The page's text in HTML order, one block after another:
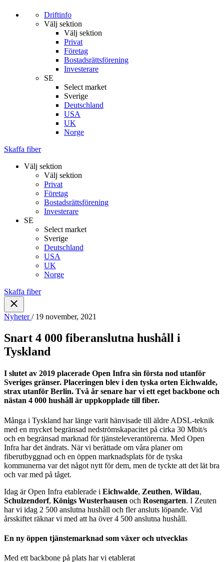
Driftinfo
Välj sektion
Välj sektion
Privat
Företag
Bostadsrättsförening
Investerare
SE
Select market
Sverige
Deutschland
USA
UK
Norge
Skaffa fiber
Välj sektion
Välj sektion
Privat
Företag
Bostadsrättsförening
Investerare
SE
Select market
Sverige
Deutschland
USA
UK
Norge
Skaffa fiber
Nyheter/ 19 november, 2021
Snart 4 000 fiberanslutna hushåll i
Tyskland
I slutet av 2019 placerade Open Infra sin första nod utanför
Sveriges gränser. Placeringen blev i den tyska orten Eichwalde,
strax utanför Berlin. Två år senare har vi ett eget backbone och
nästan 4 000 hushåll är uppkopplade till fiber.
Många i Tyskland har länge varit hänvisade till äldre ADSL-teknik
med en mycket begränsad nedströmskapacitet på cirka 30 Mbit/s
och en begränsad marknad för tjänsteleverantörerna. Med Open
Infra har det ändrats. När vi berättade om våra planer om
fiberutbyggnad och en öppen marknadsplats för de tyska
kommunerna var det något nytt för dem, men de tyckte att det lät bra
och var med på tåget.
Idag är Open Infra etablerade i Eichwalde, Zeuthen, Wildau,
Schulzendorf, Königs Wusterhausen och Rosengarten. I Zeuten
har vi idag 2 500 anslutna hushåll och fler ansluts löpande. Vid
årsskiftet räknar vi med att ha över 4 500 anslutna hushåll.
En ny öppen tjänstemarknad som växer och utvecklas
Med ett backbone på plats har vi etablerat